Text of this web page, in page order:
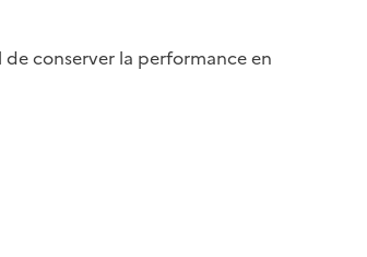
conserver la performance en